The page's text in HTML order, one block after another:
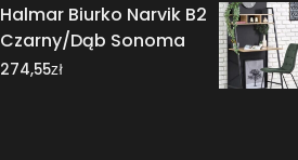
Halmar Biurko Narvik B2
Czarny/Dąb Sonoma
274,55zł